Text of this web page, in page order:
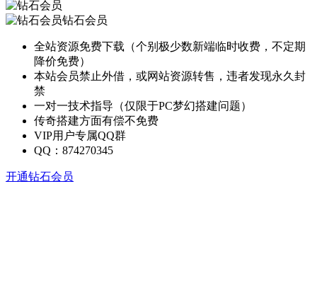
钻石会员
全站资源免费下载（个别极少数新端临时收费，不定期
降价免费）
本站会员禁止外借，或网站资源转售，违者发现永久封
禁
一对一技术指导（仅限于PC梦幻搭建问题）
传奇搭建方面有偿不免费
VIP用户专属QQ群
QQ：874270345
开通钻石会员